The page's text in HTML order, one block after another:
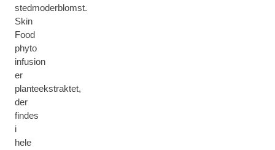
stedmoderblomst.
Skin
Food
phyto
infusion
er
planteekstraktet,
der
findes
i
hele